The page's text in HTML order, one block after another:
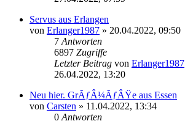
Servus aus Erlangen
von Erlanger1987 » 20.04.2022, 09:50
7 Antworten
6897 Zugriffe
Letzter Beitrag von Erlanger1987
26.04.2022, 13:20
Neu hier. GrÃƒÂ¼ÃƒÂŸe aus Essen
von Carsten » 11.04.2022, 13:34
0 Antworten